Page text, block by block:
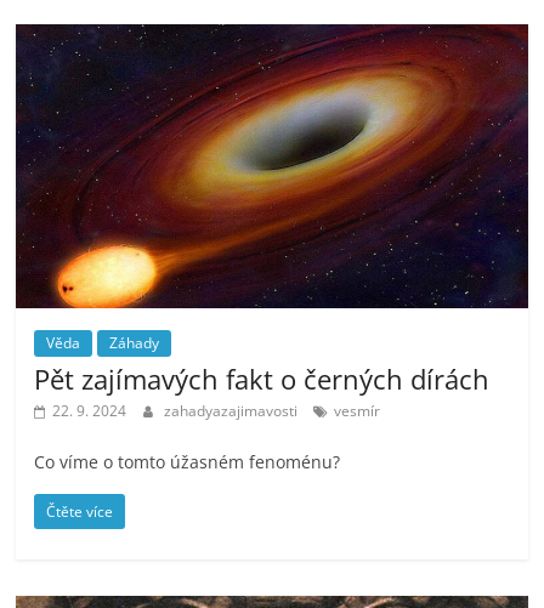
Věda Záhady
Pět zajímavých fakt o černých dírách
22. 9. 2024 zahadyazajimavosti vesmír
Co víme o tomto úžasném fenoménu?
Čtěte více